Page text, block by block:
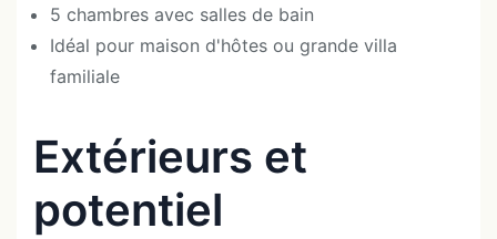
5 chambres avec salles de bain
Idéal pour maison d'hôtes ou grande villa
familiale
Extérieurs et
potentiel